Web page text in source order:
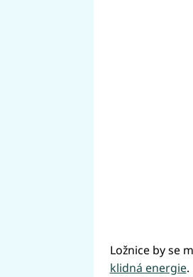
Ložnice by se
klidná energie.